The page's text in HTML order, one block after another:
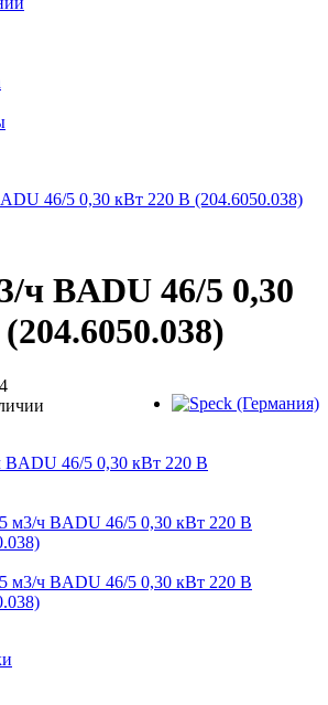
46/5 0,30 кВт 220 В (204.6050.038)
ч BADU 46/5 0,30